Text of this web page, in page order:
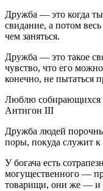
Дружба — это когда
свидание, а потом
чем заняться.
Дружба — это такое
чувство, что его
конечно, не пытаться
Люблю собирающихся
Антигон III
Дружба людей
поры, покуда служит
У богача есть
могущественного —
товарищи, они же — и